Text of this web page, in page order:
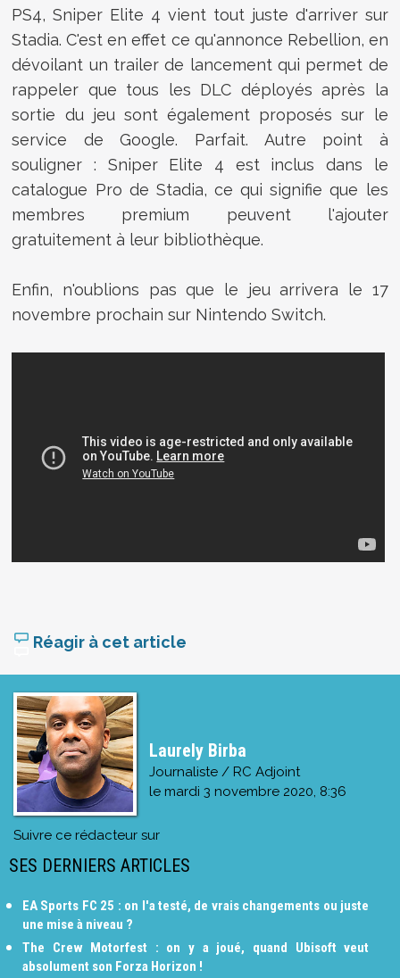
PS4,Sniper Elite 4 vient tout juste d'arriver sur
Stadia. C'est en effet ce qu'annonce Rebellion, en
dévoilant un trailer de lancement qui permet de
rappeler que tous les DLC déployés après la
sortie du jeu sont également proposés sur le
service de Google. Parfait. Autre point à
souligner : Sniper Elite 4 est inclus dans le
catalogue Pro de Stadia, ce qui signifie que les
membres premium peuvent l'ajouter
gratuitement à leur bibliothèque.
Enfin, n'oublions pas que le jeu arrivera le 17
novembre prochain sur Nintendo Switch.
Réagir à cet article
Laurely Birba
Journaliste / RC Adjoint
le mardi 3 novembre 2020, 8:36
Suivre ce rédacteur sur
SES DERNIERS ARTICLES
EA Sports FC 25 : on l'a testé, de vrais changements ou juste
une mise à niveau ?
The Crew Motorfest : on y a joué, quand Ubisoft veut
absolument son Forza Horizon !